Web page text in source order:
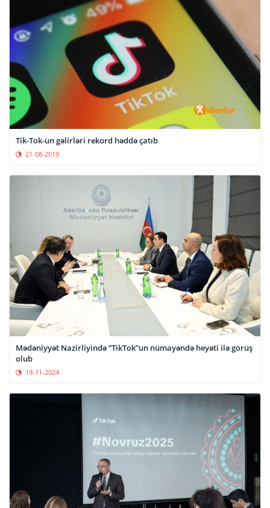
Tik-Tok-un gəlirləri rekord həddə çatıb
21-08-2019
Mədəniyyət Nazirliyində “TikTok”un nümayəndə heyəti ilə görüş
olub
19-11-2024